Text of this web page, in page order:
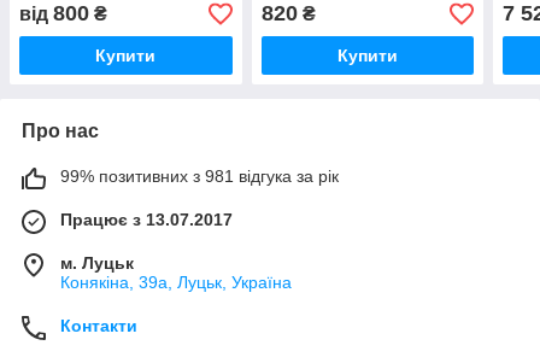
від 800 ₴
Купити
820₴
Купити
7
Про нас
99% позитивних з 981 відгука за рік
Працює з 13.07.2017
м. Луцьк
Конякіна, 39а, Луцьк, Україна
Контакти